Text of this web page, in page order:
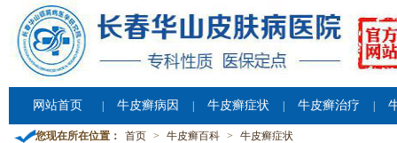
网站首页 牛皮癣病因 牛皮癣症状 牛皮癣治疗
您现在所在位置： 首页 > 牛皮癣百科 > 牛皮癣症状